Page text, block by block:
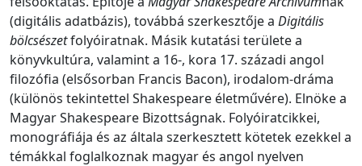
(digitális adatbázis), továbbá szerkesztője a Digitális
bölcsészetfolyóiratnak. Másik kutatási területe a
könyvkultúra, valamint a 16-, kora 17. századi angol
filozófia (elsősorban Francis Bacon), irodalom-dráma
(különös tekintettel Shakespeare életművére). Elnöke a
Magyar Shakespeare Bizottságnak. Folyóiratcikkei,
monográfiája és az általa szerkesztett kötetek ezekkel a
témákkal foglalkoznak magyar és angol nyelven